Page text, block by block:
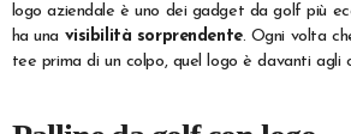
logo aziendale è uno dei gadget da golf più
ha una visibilità sorprendente. Ogni volta
tee prima di un colpo, quel logo è davanti agli